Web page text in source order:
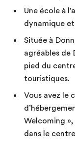
Une école à
dynamique
Située à
agréables de
pied du
touristiques.
Vous avez le
Welcoming
dans le